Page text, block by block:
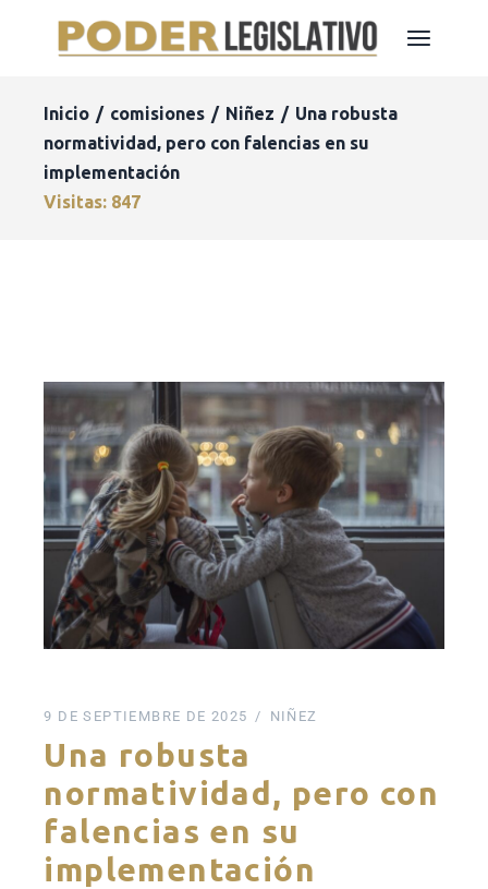
Inicio comisiones Niñez
Una robusta
normatividad, pero con falencias en su
implementación
Visitas: 847
9 DE SEPTIEMBRE DE 2025 NIÑEZ
Una robusta
normatividad, pero con
falencias en su
implementación